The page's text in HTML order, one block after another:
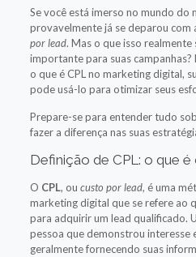
Se você está imerso no mundo do
provavelmente já se deparou com
por lead. Mas o que isso
importante para suas
o que é CPL no marketing digital,
pode usá-lo para otimizar seus
Prepare-se para entender tudo
fazer a diferença nas suas
Definição de CPL: o que
O CPL, ou custo por lead, é uma
marketing digital que se refere ao
para adquirir um lead qualificado.
pessoa que demonstrou interesse
geralmente fornecendo suas